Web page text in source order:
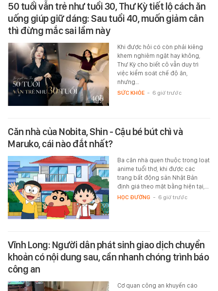
50 tuổi vẫn trẻ như tuổi 30, Thư Kỳ tiết lộ cách ăn
uống giúp giữ dáng: Sau tuổi 40, muốn giảm cân
thì đừng mắc sai lầm này
Khi được hỏi có còn phải kiêng
khem nghiêm ngặt hay không,
Thư Kỳ cho biết cô vẫn duy trì
việc kiểm soát chế độ ăn,
nhưng…
SỨC KHỎE - 6 giờ trước
Căn nhà của Nobita, Shin - Cậu bé bút chì và
Maruko, cái nào đắt nhất?
Ba căn nhà quen thuộc trong loạt
anime tuổi thơ, khi được các
trang bất động sản Nhật Bản
định giá theo mặt bằng hiện tại,…
HỌC ĐƯỜNG - 6 giờ trước
Vĩnh Long: Người dân phát sinh giao dịch chuyển
khoản có nội dung sau, cần nhanh chóng trình báo
công an
Cơ quan công an khuyến cáo